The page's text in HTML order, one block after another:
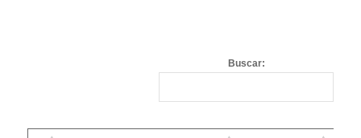
Buscar: